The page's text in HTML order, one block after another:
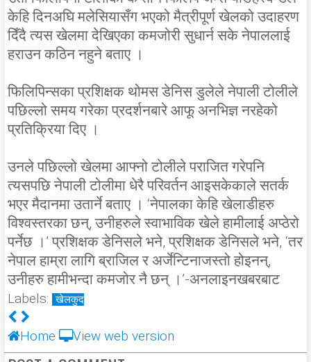
केहि दिनअघि मलेसियासँग भएको मैत्रीपूर्ण खेलको उदाहरण
दिँदै त्यस खेलमा देखिएका कमजोरी सुधार्न सके नेपाललाई
हराउन कठिन नहुने बताए ।
फिलिपिन्सका प्रशिक्षक थोमस डेनिस डुलेले नेपाली टोलीले
पछिल्लो समय गरेका प्रदर्शनबारे आफू अनभिज्ञ नरहेको
प्रतिक्रिया दिए ।
उनले पछिल्लो खेलमा आफ्नो टोलीले पराजित गरेपनि
त्यसपछि नेपाली टोलीमा धेरै परिवर्तन आइसकेकाले सतर्क
भएर मैदानमा उतार्ने बताए । ‘नेपालका केहि खेलाडीहरु
विश्वस्तरका छन्, उनीहरुले स्वाभाविक खेले हामीलाई अप्ठेरो
पर्नेछ ।’ प्रशिक्षक डेनिसले भने, प्रशिक्षक डेनिसले भने, ‘तर
नेपाल हाम्रा लागि ब्राजिल र अर्जेन्टिनाजस्तो होइनन्,
उनीहरु हामीभन्दा कमजोर नै छन् ।’-अनलाइनखबरबाट
Labels: खेलकुद
Home View web version